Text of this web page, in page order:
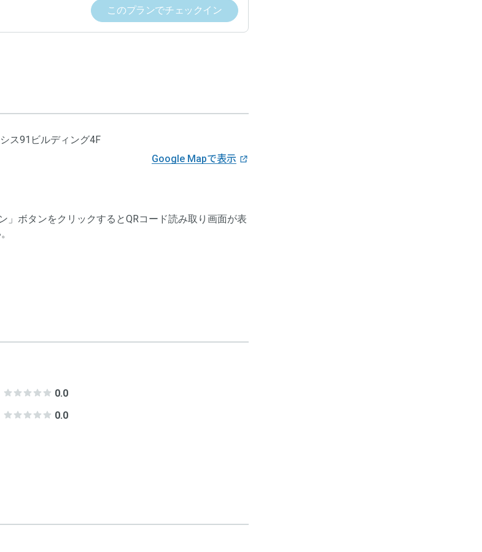
このプランでチェックイン
ス91ビルディング4F
Google Mapで表示
」ボタンをクリックするとQRコード読み取り画面が表
0.0
0.0
本サービスでスペースを利用し決済した方
・本プログラムは弊社の都合により予告なく終了・変更する場合がございま
日付をご確認ください。